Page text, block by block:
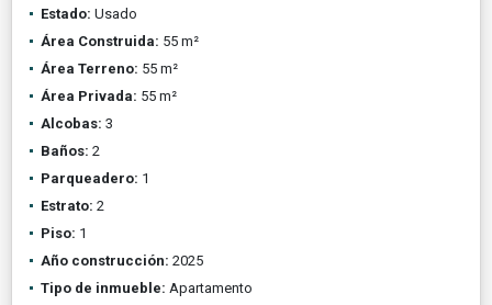
Estado: Usado
Área Construida: 55 m²
Área Terreno: 55 m²
Área Privada: 55 m²
Alcobas: 3
Baños: 2
Parqueadero: 1
Estrato: 2
Piso: 1
Año construcción: 2025
Tipo de inmueble: Apartamento